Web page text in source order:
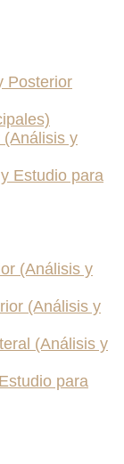
Posterior
(Análisis y
Estudio para
(Análisis y
(Análisis y
(Análisis y